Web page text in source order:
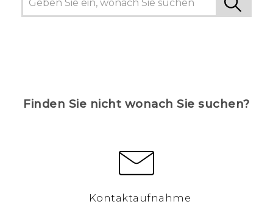
Finden Sie nicht wonach Sie suchen?
Kontaktaufnahme